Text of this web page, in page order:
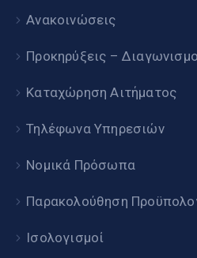
Ανακοινώσεις
Προκηρύξεις –
Καταχώρηση Αιτήματος
Τηλέφωνα Υπηρεσιών
Νομικά Πρόσωπα
Παρακολούθηση
Ισολογισμοί